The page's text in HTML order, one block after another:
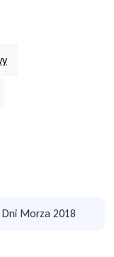
Dni Morza 2018